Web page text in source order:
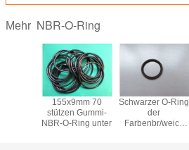
Mehr NBR-O-Ring
155x9mm 70
stützen Gummi-
NBR-O-Ring unter
Schwarzer O-Ring
der
Farbenbr/weich